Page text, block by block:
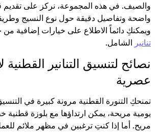
والصيف. في هذه المجموعة، نركز على تقديم
واضحة وتفاصيل دقيقة حول نوع النسيج وطريقة
ويمكنكِ دائماً الاطلاع على خيارات إضافية
تنانير الشامل.
نصائح لتنسيق التنانير القطنية
عصرية
تمنحكِ التنورة القطنية مرونة كبيرة في
يومية مريحة، يمكن ارتداؤها مع بلوزة قطنية
مريح. أما إذا كنتِ ترغبين في مظهر ملائم